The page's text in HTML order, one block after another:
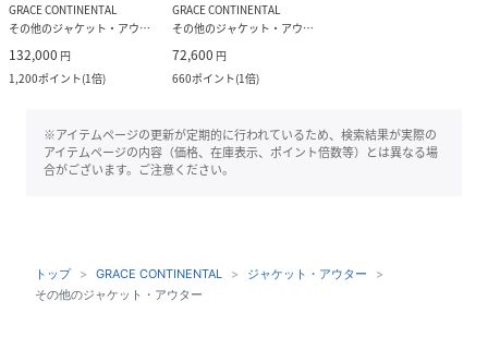
GRACE CONTINENTAL
その他のジャケット・アウター
132,000 円
1,200ポイント(1倍)
GRACE CONTINENTAL
その他のジャケット・アウター
72,600 円
660ポイント(1倍)
※アイテムページの更新が定期的に行われているため、検索結果が実際の
アイテムページの内容（価格、在庫表示、ポイント倍数等）とは異なる場
合がございます。ご注意ください。
トップ GRACE CONTINENTAL
ジャケット・アウター
その他のジャケット・アウター